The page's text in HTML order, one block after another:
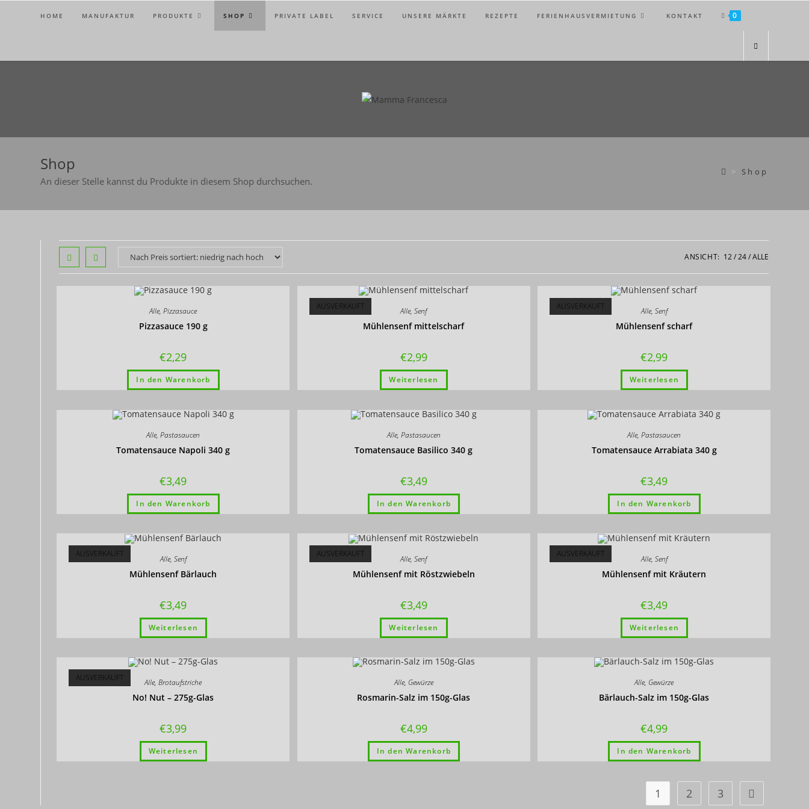
HOME MANUFAKTUR PRODUKTE SHOP PRIVATE LABEL SERVICE UNSERE MÄRKTE REZEPTE FERIENHAUSVERMIETUNG KONTAKT 0
Shop
An dieser Stelle kannst du Produkte in diesem Shop durchsuchen.
> Shop
ANSICHT: 12 24 ALLE
Alle,Pizzasauce
Pizzasauce 190 g
€2,29
In den Warenkorb
AUSVERKAUFT Alle,Senf
Mühlensenf mittelscharf
€2,99
Weiterlesen
AUSVERKAUFT Alle, Senf
Mühlensenf scharf
€2,99
Weiterlesen
Alle,Pastasaucen
Tomatensauce Napoli 340 g
€3,49
In den Warenkorb
Alle, Pastasaucen
Tomatensauce Basilico 340 g
€3,49
In den Warenkorb
Alle,Pastasaucen
Tomatensauce Arrabiata 340 g
€3,49
In den Warenkorb
AUSVERKAUFT Alle, Senf
Mühlensenf Bärlauch
€3,49
Weiterlesen
AUSVERKAUFT Alle,Senf
Mühlensenf mit Röstzwiebeln
€3,49
Weiterlesen
AUSVERKAUFT Alle, Senf
Mühlensenf mit Kräutern
€3,49
Weiterlesen
AUSVERKAUFT Alle,Brotaufstriche
No! Nut – 275g-Glas
€3,99
Weiterlesen
Alle, Gewürze
Rosmarin-Salz im 150g-Glas
€4,99
In den Warenkorb
Alle, Gewürze
Bärlauch-Salz im 150g-Glas
€4,99
In den Warenkorb
1 2 3